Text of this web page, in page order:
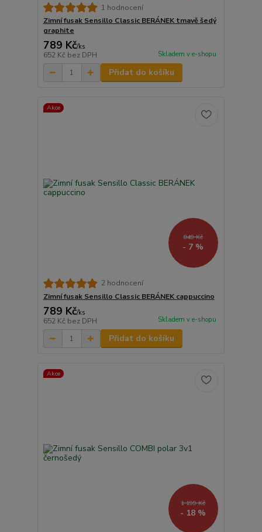
1 hodnocení
Zimní fusak Sensillo Classic BERÁNEK tmavě šedý
graphite
789 Kč/ks
652 Kč bez DPH Skladem v e-shopu
Přidat do košíku
Akce
849 Kč
- 7 %
2 hodnocení
Zimní fusak Sensillo Classic BERÁNEK cappuccino
789 Kč/ks
652 Kč bez DPH Skladem v e-shopu
Přidat do košíku
Akce
1 199 Kč
- 18 %